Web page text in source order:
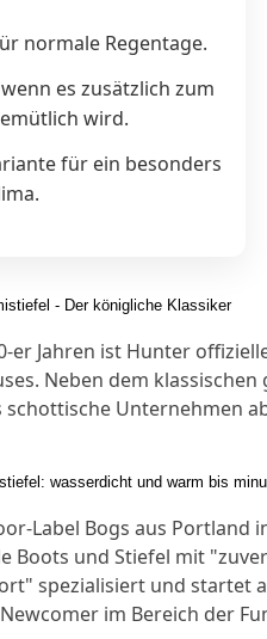
normale Regentage.
es zusätzlich zum
wird.
für ein besonders
- Der königliche Klassiker
er Jahren ist Hunter
Neben dem
Unternehmen
wasserdicht und warm bis
Label Bogs aus Portland
Boots und Stiefel mit
spezialisiert und startet
im Bereich der